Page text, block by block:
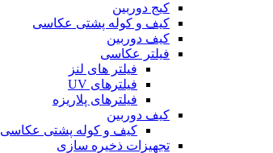
کیج دوربین
کیف و کوله پشتی عکاسی
کیف دوربین
فیلتر عکاسی
فیلتر های لنز
فیلترهای UV
فیلترهای پلاریزه
کیف دوربین
کیف و کوله پشتی عکاسی
تجهیزات ذخیره سازی